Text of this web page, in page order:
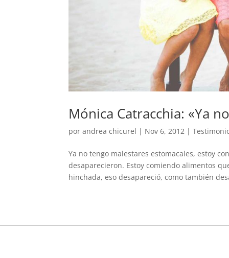
Mónica Catracchia: «Ya
porandrea chicurel | Nov 6, 2012 |
Ya no tengo malestares estomacales, estoy
desaparecieron. Estoy comiendo alimentos
hinchada, eso desapareció, como también